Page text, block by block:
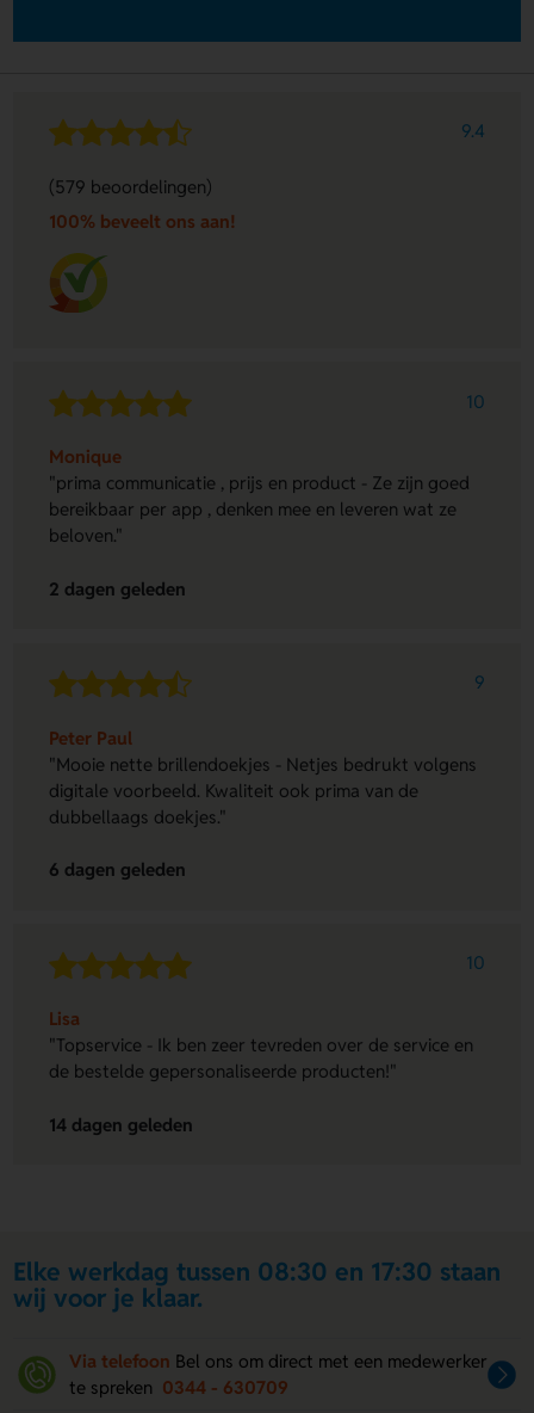
9.4
(579 beoordelingen)
100% beveelt ons aan!
10
Monique
"prima communicatie , prijs en product - Ze zijn goed
bereikbaar per app , denken mee en leveren wat ze
beloven."
2 dagen geleden
9
Peter Paul
"Mooie nette brillendoekjes - Netjes bedrukt volgens
digitale voorbeeld. Kwaliteit ook prima van de
dubbellaags doekjes."
6 dagen geleden
10
Lisa
"Topservice - Ik ben zeer tevreden over de service en
de bestelde gepersonaliseerde producten!"
14 dagen geleden
Elke werkdag tussen 08:30 en 17:30 staan
wij voor je klaar.
Via telefoon Bel ons om direct met een medewerker
te spreken 0344 - 630709